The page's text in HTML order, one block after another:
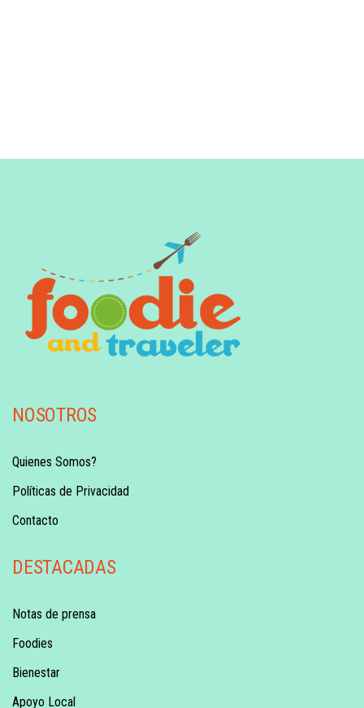
NOSOTROS
Quienes Somos?
Políticas de Privacidad
Contacto
DESTACADAS
Notas de prensa
Foodies
Bienestar
Apoyo Local